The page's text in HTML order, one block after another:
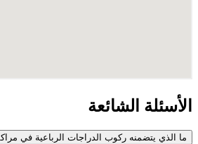
الشائعة
الذي يتضمنه ركوب الدراجات الرباعية في مراكش؟